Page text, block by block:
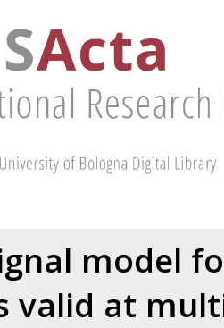
model
valid at